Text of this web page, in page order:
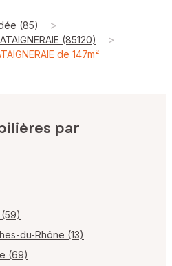
(85) >
(85120) >
de 147m²
par
du-Rhône (13)
(69)